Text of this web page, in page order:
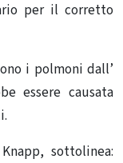
per il corretto
i polmoni dall’
essere causata
sottolinea: